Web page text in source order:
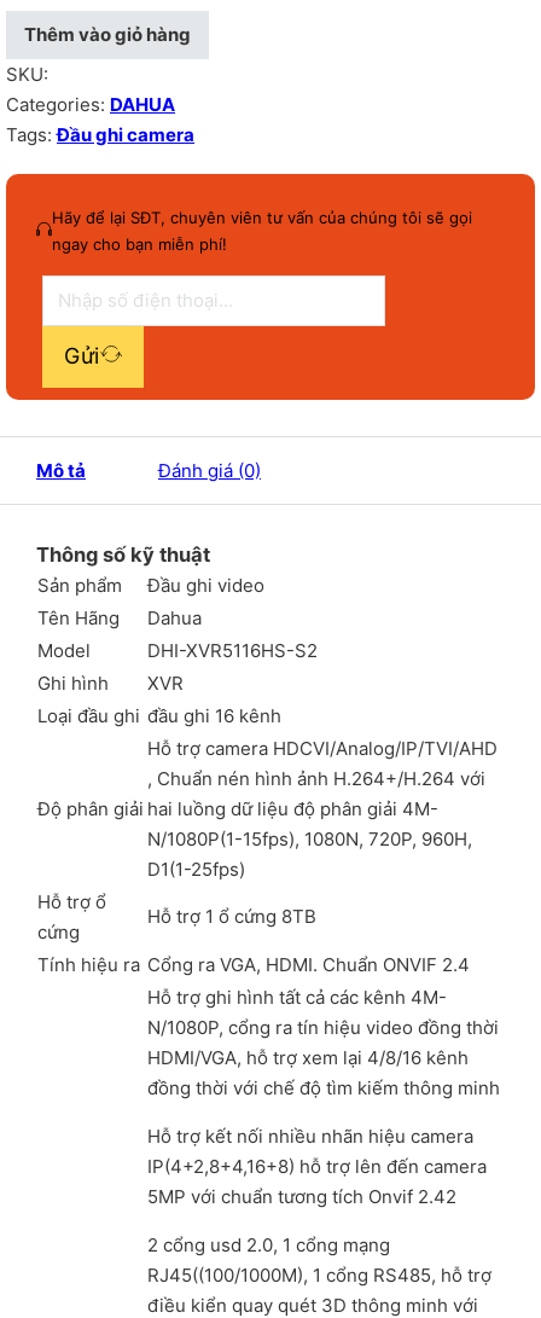
Thêm vào giỏ hàng
SKU:
Categories: DAHUA
Tags:Đầu ghi camera
Hãy để lại SĐT, chuyên viên tư vấn của chúng tôi sẽ gọi
ngay cho bạn miễn phí!
Gửi
Mô tả Đánh giá (0)
Thông số kỹ thuật
Sản phẩm
Đầu ghi video
Tên Hãng
Dahua
Model
DHI-XVR5116HS-S2
Ghi hình
XVR
Loại đầu ghi đầu ghi 16 kênh
Độ phân giải
Hỗ trợ camera HDCVI/Analog/IP/TVI/AHD
, Chuẩn nén hình ảnh H.264+/H.264 với
hai luồng dữ liệu độ phân giải 4M-
N/1080P(1-15fps), 1080N, 720P, 960H,
D1(1-25fps)
Hỗ trợ ổ
cứng
Hỗ trợ 1 ổ cứng 8TB
Tính hiệu ra Cổng ra VGA, HDMI. Chuẩn ONVIF 2.4
Hỗ trợ ghi hình tất cả các kênh 4M-
N/1080P, cổng ra tín hiệu video đồng thời
HDMI/VGA, hỗ trợ xem lại 4/8/16 kênh
đồng thời với chế độ tìm kiếm thông minh
Hỗ trợ kết nối nhiều nhãn hiệu camera
IP(4+2,8+4,16+8) hỗ trợ lên đến camera
5MP với chuẩn tương tích Onvif 2.42
2 cổng usd 2.0, 1 cổng mạng
RJ45((100/1000M), 1 cổng RS485, hỗ trợ
điều kiển quay quét 3D thông minh với